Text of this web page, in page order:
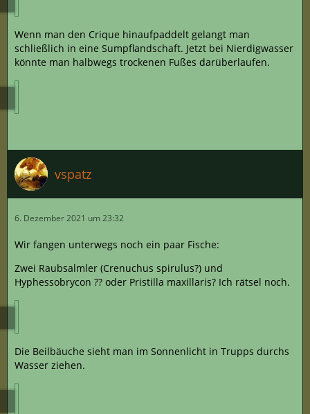
Wenn man den Crique hinaufpaddelt gelangt man
schließlich in eine Sumpflandschaft. Jetzt bei Nierdigwasser
könnte man halbwegs trockenen Fußes darüberlaufen.
vspatz
6. Dezember 2021 um 23:32
Wir fangen unterwegs noch ein paar Fische:
Zwei Raubsalmler (Crenuchus spirulus?) und
Hyphessobrycon ?? oder Pristilla maxillaris? Ich rätsel noch.
Die Beilbäuche sieht man im Sonnenlicht in Trupps durchs
Wasser ziehen.